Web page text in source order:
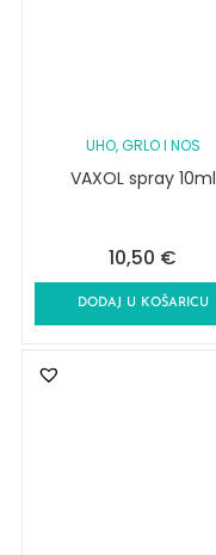
UHO, GRLO I NOS
VAXOL spray 10ml
10,50 €
DODAJ U KOŠARICU